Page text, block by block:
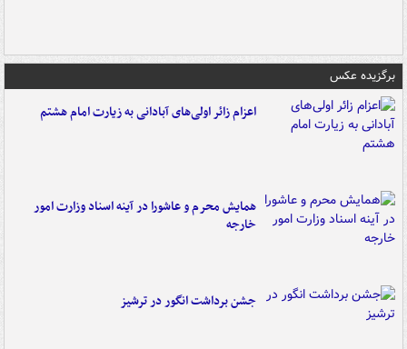
برگزیده عکس
اعزام زائر اولی‌های آبادانی به زیارت امام هشتم
همایش محرم و عاشورا در آینه اسناد وزارت امور
خارجه
جشن برداشت انگور در ترشیز